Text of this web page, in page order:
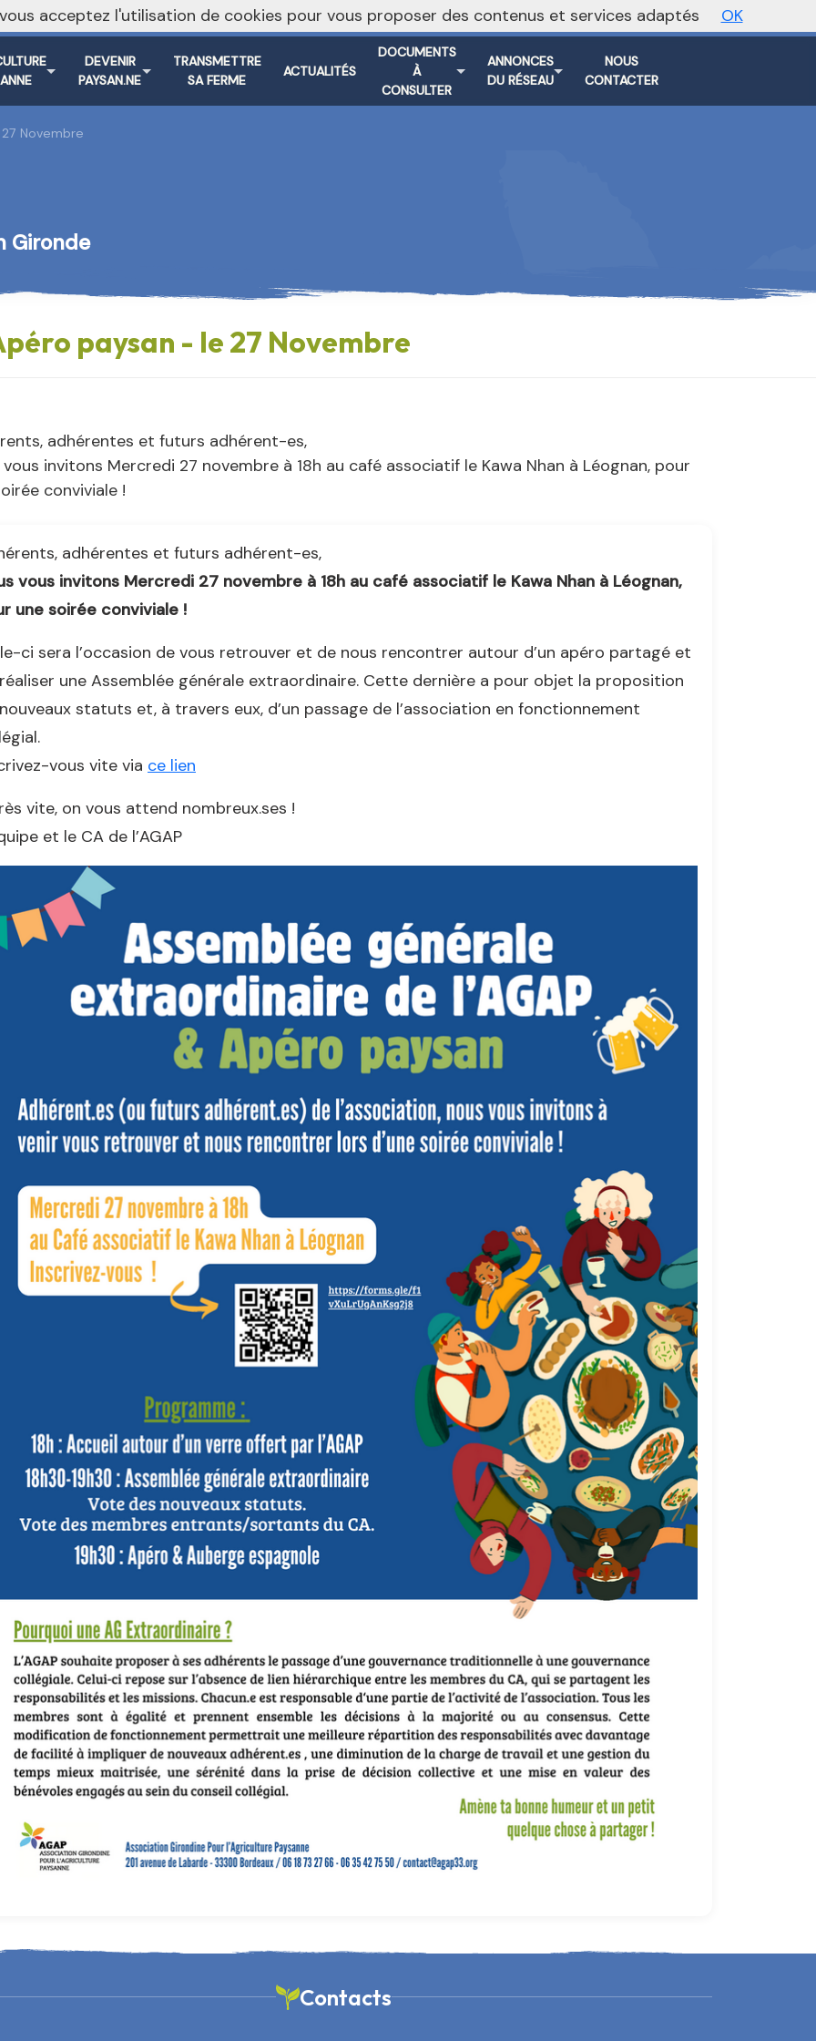
Vers le site national
DEVENIR
PAYSAN.NE
TRANSMETTRE
SA FERME
ACTUALITÉS
DOCUMENTS
À
CONSULTER
ANNONCES
DU RÉSEAU
NOUS
CONTACTER
Novembre
Gironde
paysan - le 27 Novembre
adhérentes et futurs adhérent-es,
vous invitons Mercredi 27 novembre à 18h au café associatif le Kawa Nhan à Léognan, pour
conviviale !
adhérentes et futurs adhérent-es,
vous invitons Mercredi 27 novembre à 18h au café associatif le Kawa Nhan à Léognan,
une soirée conviviale !
ci sera l’occasion de vous retrouver et de nous rencontrer autour d’un apéro partagé et
une Assemblée générale extraordinaire. Cette dernière a pour objet la proposition
statuts et, à travers eux, d’un passage de l’association en fonctionnement
vous vite via ce lien
vite, on vous attend nombreux.ses !
et le CA de l’AGAP
Contacts
acceptez l'utilisation de cookies pour vous proposer des contenus et services adaptés OK